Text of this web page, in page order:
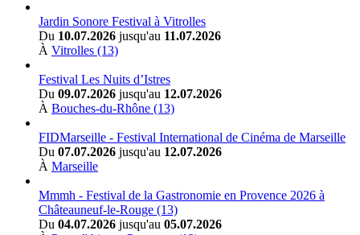
Jardin Sonore Festival à Vitrolles
Du 10.07.2026 jusqu'au 11.07.2026
À Vitrolles (13)
Festival Les Nuits d’Istres
Du 09.07.2026 jusqu'au 12.07.2026
À Bouches-du-Rhône (13)
FIDMarseille - Festival International de Cinéma de Marseille
Du 07.07.2026 jusqu'au 12.07.2026
À Marseille
Mmmh - Festival de la Gastronomie en Provence 2026 à
Châteauneuf-le-Rouge (13)
Du 04.07.2026 jusqu'au 05.07.2026